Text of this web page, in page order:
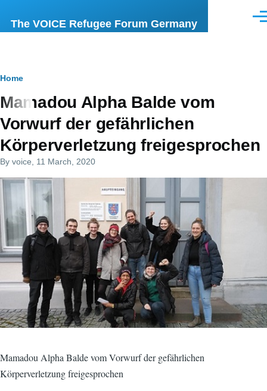
The VOICE Refugee Forum Germany
Breadcrumb
Home
Mamadou Alpha Balde vom
Vorwurf der gefährlichen
Körperverletzung freigesprochen
By voice , 11 March, 2020
Mamadou Alpha Balde vom Vorwurf der gefährlichen
Körperverletzung freigesprochen